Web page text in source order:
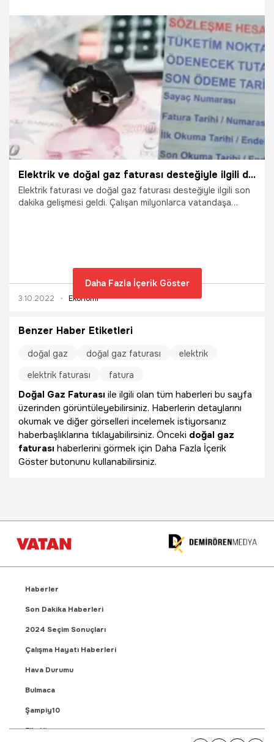
yönelik birçok yeni düzenleme var. İşte yüz binlerce
vataşın beklediği torba yasa ile ilgili bilinmeyen tüm
detaylar...
6.10.2022 Ekonomi
Elektrik ve doğal gaz faturası desteğiyle ilgili detaylar ortaya çıktı! 1000 lira
Elektrik faturası ve doğal gaz faturası desteğiyle ilgili son
dakika gelişmesi geldi. Çalışan milyonlarca vatandaşa
işverenlerce hizmet erbabına elektrik, doğalgaz ve diğer
ısınma giderleri için mevcut ücretlerine ilave olarak 1000
TL’ye kadar yapılacak ödemeler gelir vergisinden istisna
150 TL olarak belirlenen yurt dışına çıkış harcı 300 TL’ye
yükseltilecek. İşte elektrik faturası ve doğal gaz faturası
desteğiyle ilgili son dakika tüm detaylar...
3.10.2022 Ekonomi
Daha Fazla İçerik Göster
Benzer Haber Etiketleri
doğal gaz doğal gaz faturası
elektrik
elektrik faturası
fatura
Doğal Gaz Faturası ile ilgili olan tüm haberleri bu sayfa
üzerinden görüntüleyebilirsiniz. Haberlerin detaylarını
okumak ve diğer görselleri incelemek istiyorsanız
haberbaşlıklarına tıklayabilirsiniz. Önceki doğal gaz
faturası haberlerini görmek için Daha Fazla İçerik
Göster butonunu kullanabilirsiniz.
Haberler
Son Dakika Haberleri
2024 Seçim Sonuçları
Çalışma Hayatı Haberleri
Hava Durumu
Bulmaca
Şampiy10
Fikstür